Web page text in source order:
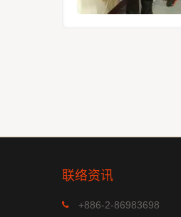
联络资讯
+886-2-86983698